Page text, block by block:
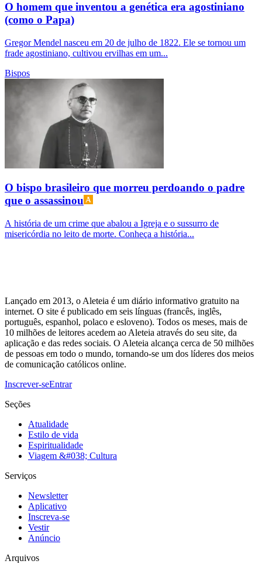
O homem que inventou a genética era agostiniano
(como o Papa)
Gregor Mendel nasceu em 20 de julho de 1822. Ele se tornou um
frade agostiniano, cultivou ervilhas em um...
Bispos
O bispo brasileiro que morreu perdoando o padre
que o assassinou
A história de um crime que abalou a Igreja e o sussurro de
misericórdia no leito de morte. Conheça a história...
Lançado em 2013, o Aleteia é um diário informativo gratuito na
internet. O site é publicado em seis línguas (francês, inglês,
português, espanhol, polaco e esloveno). Todos os meses, mais de
10 milhões de leitores acedem ao Aleteia através do seu site, da
aplicação e das redes sociais. O Aleteia alcança cerca de 50 milhões
de pessoas em todo o mundo, tornando-se um dos líderes dos meios
de comunicação católicos online.
Inscrever-seEntrar
Seções
Atualidade
Estilo de vida
Espiritualidade
Viagem &#038; Cultura
Serviços
Newsletter
Aplicativo
Inscreva-se
Vestir
Anúncio
Arquivos